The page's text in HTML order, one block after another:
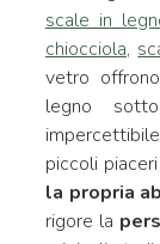
scale in
chiocciola,
vetro
legno
piccoli
la propria
rigore la